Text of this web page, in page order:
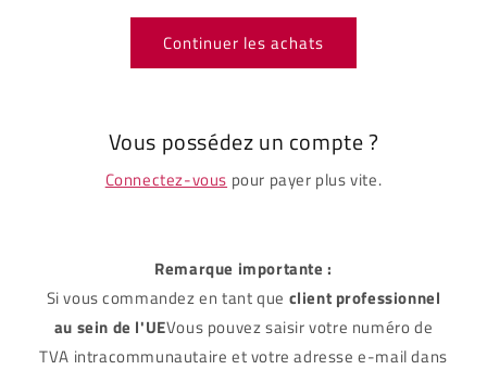
Continuer les achats
Vous possédez un compte ?
Connectez-vous pour payer plus vite.
Remarque importante :
Si vous commandez en tant que client professionnel
au sein de l'UEVous pouvez saisir votre numéro de
TVA intracommunautaire et votre adresse e-mail dans